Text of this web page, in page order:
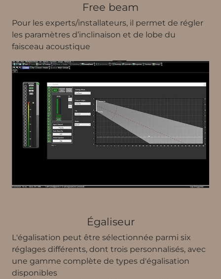
Free beam
Pour les experts/installateurs, il permet de régler
les paramètres d’inclinaison et de lobe du
faisceau acoustique
Égaliseur
L'égalisation peut être sélectionnée parmi six
réglages différents, dont trois personnalisés, avec
une gamme complète de types d'égalisation
disponibles